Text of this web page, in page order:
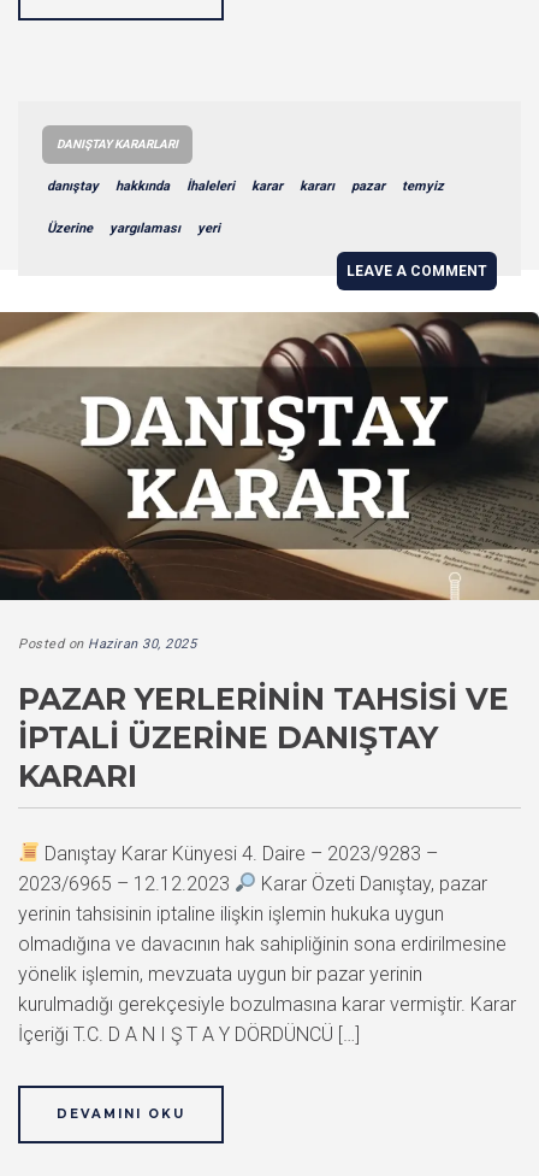
DANIŞTAY KARARLARI
danıştay hakkında İhaleleri karar kararı pazar temyiz
Üzerine yargılaması yeri
LEAVE A COMMENT
Posted on Haziran 30, 2025
PAZAR YERLERININ TAHSISI VE
İPTALI ÜZERINE DANIŞTAY
KARARI
Danıştay Karar Künyesi 4. Daire – 2023/9283 –
2023/6965 – 12.12.2023
Karar Özeti Danıştay, pazar
yerinin tahsisinin iptaline ilişkin işlemin hukuka uygun
olmadığına ve davacının hak sahipliğinin sona erdirilmesine
yönelik işlemin, mevzuata uygun bir pazar yerinin
kurulmadığı gerekçesiyle bozulmasına karar vermiştir. Karar
İçeriği T.C. D A N I Ş T A Y DÖRDÜNCÜ […]
DEVAMINI OKU